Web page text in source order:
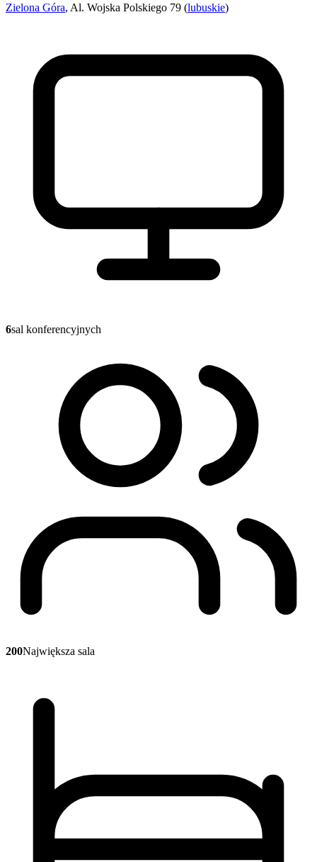
Zielona Góra, Al. Wojska Polskiego 79 (lubuskie)
6sal konferencyjnych
200Największa sala